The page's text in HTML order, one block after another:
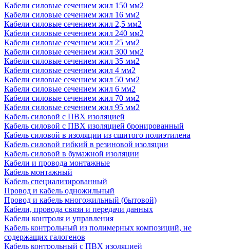
Кабели силовые сечением жил 150 мм2
Кабели силовые сечением жил 16 мм2
Кабели силовые сечением жил 2,5 мм2
Кабели силовые сечением жил 240 мм2
Кабели силовые сечением жил 25 мм2
Кабели силовые сечением жил 300 мм2
Кабели силовые сечением жил 35 мм2
Кабели силовые сечением жил 4 мм2
Кабели силовые сечением жил 50 мм2
Кабели силовые сечением жил 6 мм2
Кабели силовые сечением жил 70 мм2
Кабели силовые сечением жил 95 мм2
Кабель силовой с ПВХ изоляцией
Кабель силовой с ПВХ изоляцией бронированный
Кабель силовой в изоляции из сшитого полиэтилена
Кабель силовой гибкий в резиновой изоляции
Кабель силовой в бумажной изоляции
Кабели и провода монтажные
Кабель монтажный
Кабель специализированный
Провод и кабель одножильный
Провод и кабель многожильный (бытовой)
Кабели, провода связи и передачи данных
Кабели контроля и управления
Кабель контрольный из полимерных композиций, не
содержащих галогенов
Кабель контрольный с ПВХ изоляцией